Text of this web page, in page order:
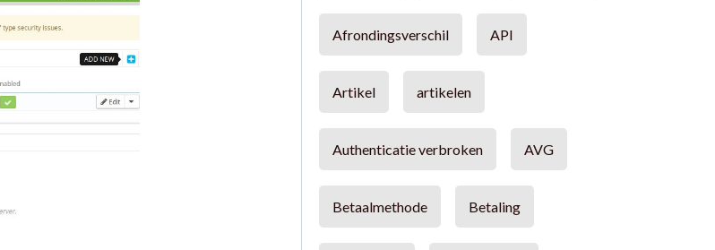
Afrondingsverschil API
Artikel artikelen
Authenticatie verbroken AVG
Betaalmethode Betaling